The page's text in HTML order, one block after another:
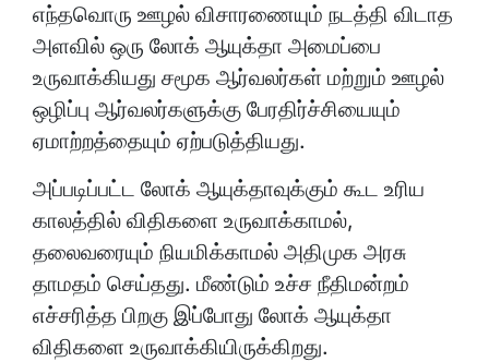
எந்தவொரு ஊழல் விசாரணையும் நடத்தி விடாத
அளவில் ஒரு லோக் ஆயுக்தா அமைப்பை
உருவாக்கியது சமூக ஆர்வலர்கள் மற்றும் ஊழல்
ஒழிப்பு ஆர்வலர்களுக்கு பேரதிர்ச்சியையும்
ஏமாற்றத்தையும் ஏற்படுத்தியது.
அப்படிப்பட்ட லோக் ஆயுக்தாவுக்கும் கூட உரிய
காலத்தில் விதிகளை உருவாக்காமல்,
தலைவரையும் நியமிக்காமல் அதிமுக அரசு
தாமதம் செய்தது. மீண்டும் உச்ச நீதிமன்றம்
எச்சரித்த பிறகு இப்போது லோக் ஆயுக்தா
விதிகளை உருவாக்கியிருக்கிறது.